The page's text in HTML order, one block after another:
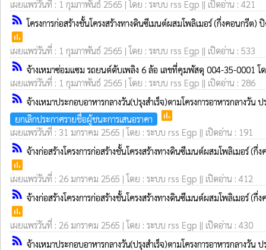
เผยแพร่วันที่ : 1 กุมภาพันธ์ 2565 | โดย : ระบบ rss Egp || เปิดอ่าน : 421
rss_feed โครงการก่อสร้างชั้นโครงสร้างทางดินซีเมนต์ผสมโพลิเมอร์ (กึ่งคอนก
poll
เผยแพร่วันที่ : 1 กุมภาพันธ์ 2565 | โดย : ระบบ rss Egp || เปิดอ่าน : 533
rss_feed จ้างเหมาซ่อมแซม รถยนต์ดับเพลิง 6 ล้อ เลขที่คุมพัสดุ 004-35-0001 โ
เผยแพร่วันที่ : 1 กุมภาพันธ์ 2565 | โดย : ระบบ rss Egp || เปิดอ่าน : 286
rss_feed จ้างเหมาประกอบอาหารกลางวัน(ปรุงสำเร็จ)ตามโครงการอาหารกลา
ยกเลิกประกาศรายชื่อผู้ชนะการเสนอราคา
poll
เผยแพร่วันที่ : 31 มกราคม 2565 | โดย : ระบบ rss Egp || เปิดอ่าน : 191
rss_feed จ้างก่อสร้างโครงการก่อสร้างชั้นโครงสร้างทางดินซีเมนต์ผสมโพลิเมอ
poll
เผยแพร่วันที่ : 26 มกราคม 2565 | โดย : ระบบ rss Egp || เปิดอ่าน : 412
rss_feed จ้างก่อสร้างโครงการก่อสร้างชั้นโครงสร้างทางดินซีเมนต์ผสมโพลิเมอ
poll
เผยแพร่วันที่ : 26 มกราคม 2565 | โดย : ระบบ rss Egp || เปิดอ่าน : 430
rss_feed จ้างเหมาประกอบอาหารกลางวัน(ปรุงสำเร็จ)ตามโครงการอาหารกลา